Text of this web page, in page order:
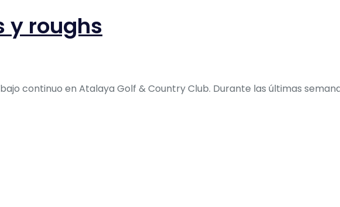
y roughs
continuo en Atalaya Golf & Country Club. Durante las últimas